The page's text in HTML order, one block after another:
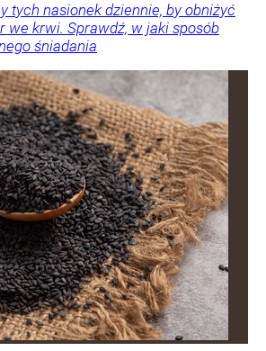
tych nasionek dziennie, by obniżyć
we krwi. Sprawdź, w jaki sposób
śniadania